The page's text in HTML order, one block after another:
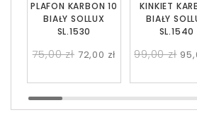
KINKIET
BIAŁY
SL.1540
99,00 zł
PLAFON KARBON 10
BIAŁY SOLLUX
SL.1530
75,00 zł 72,00 zł